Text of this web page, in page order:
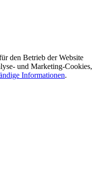
den Betrieb der Website
und Marketing-Cookies,
Informationen.